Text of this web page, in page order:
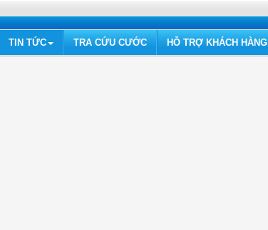
TIN TỨC TRA CỨU CƯỚC HỖ TRỢ KHÁCH HÀNG